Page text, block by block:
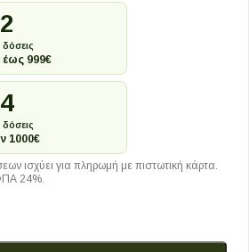
999€
1000€
ισχύει για πληρωμή με πιστωτική κάρτα.
24%.